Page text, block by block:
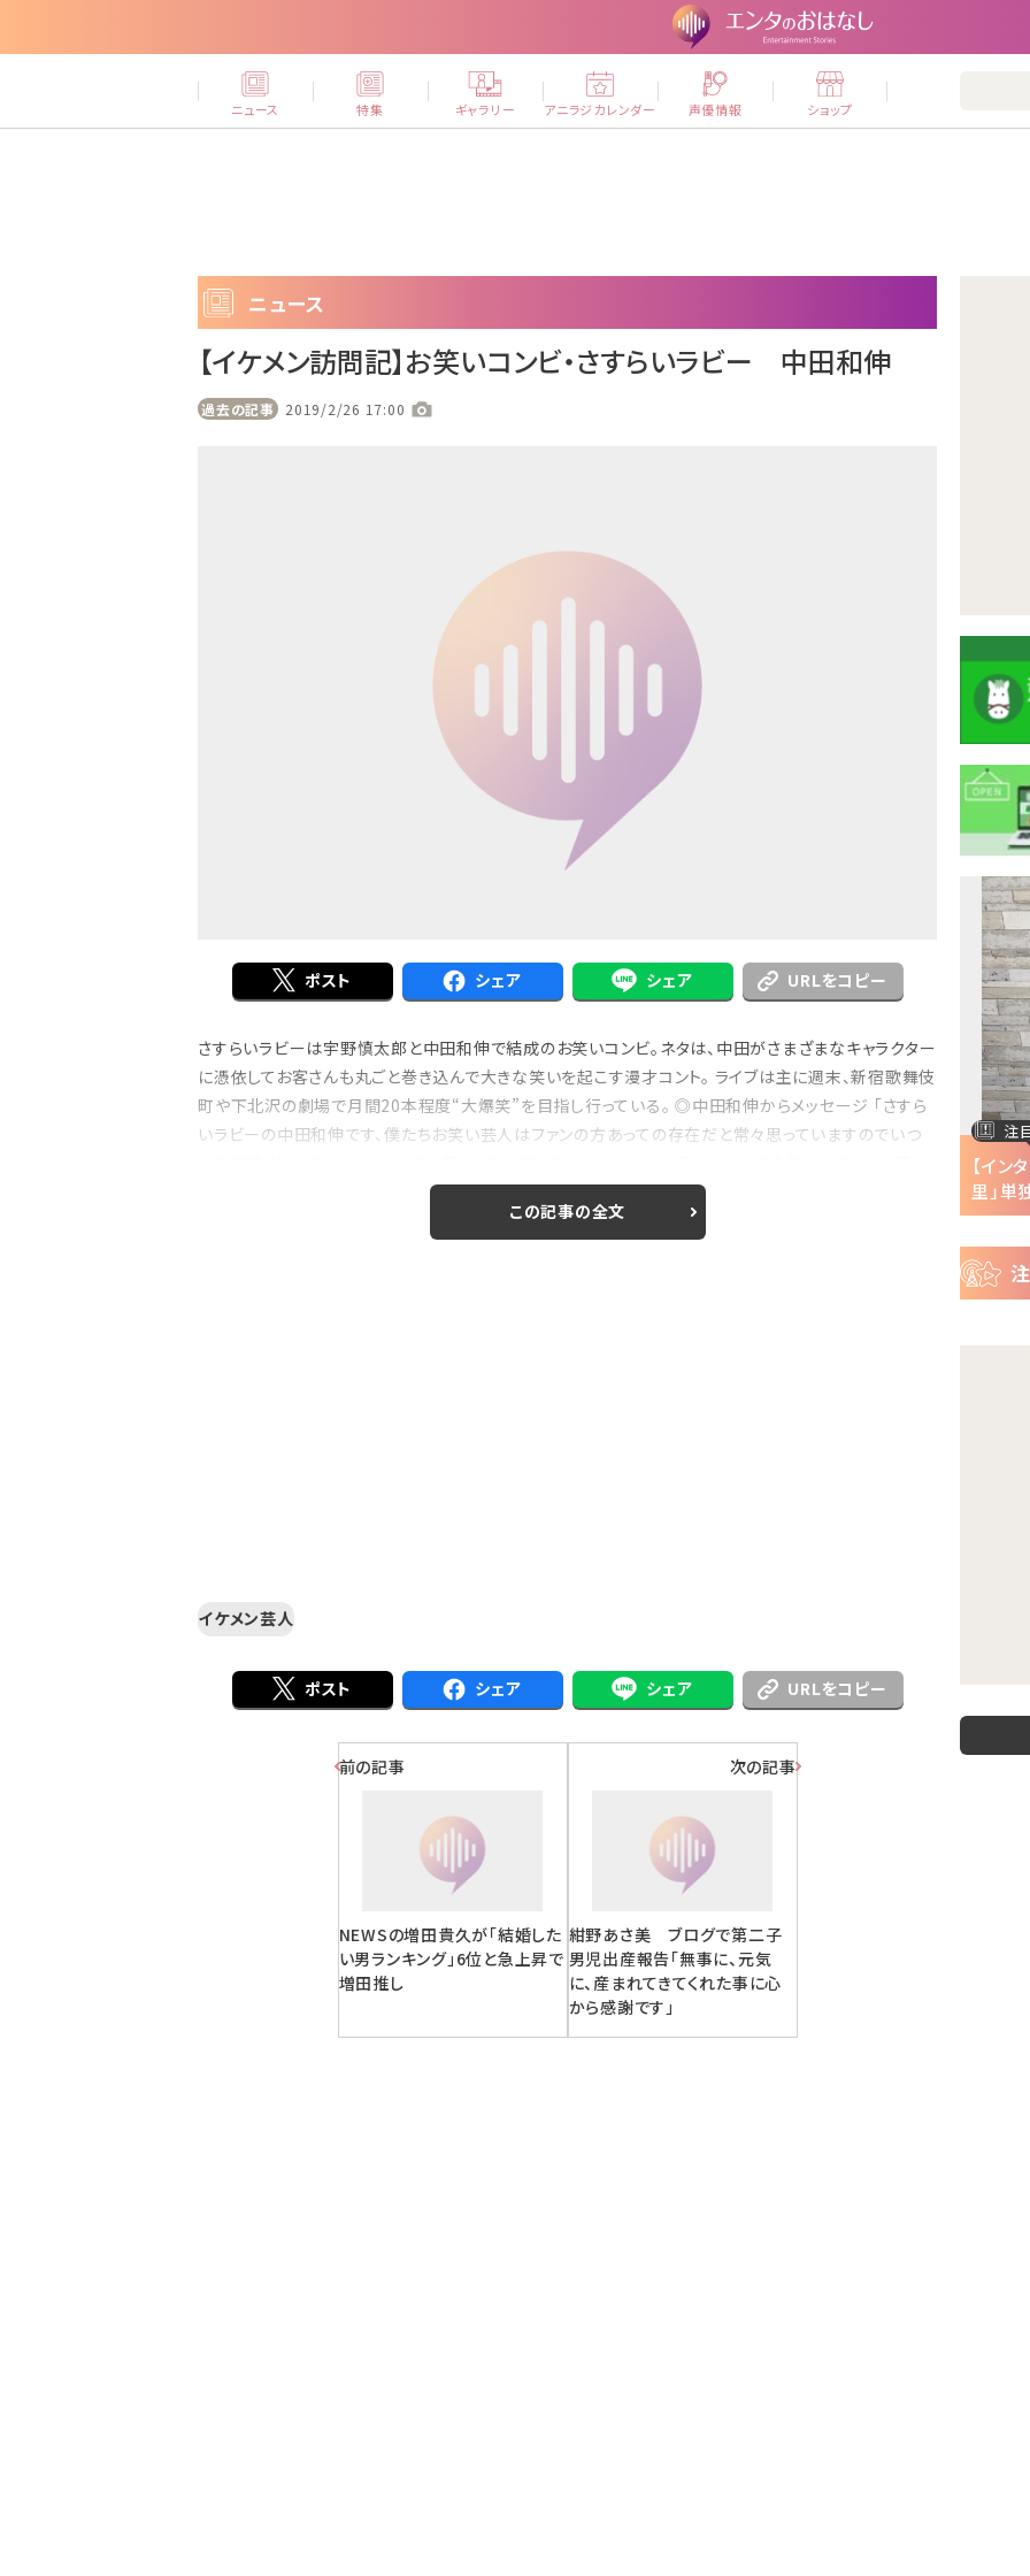
ニュース 特集 ギャラリー アニラジカレンダー 声優情報 ショップ
ニュース
【イケメン訪問記】お笑いコンビ・さすらいラビー 中田和伸
過去の記事 2019/2/26 17:00
ポスト シェア シェア URLをコピー
さすらいラビーは宇野慎太郎と中田和伸で結成のお笑いコンビ。ネタは、中田がさまざまなキャラクター
に憑依してお客さんも丸ごと巻き込んで大きな笑いを起こす漫才コント。 ライブは主に週末、新宿歌舞伎
町や下北沢の劇場で月間20本程度“大爆笑”を目指し行っている。 ◎中田和伸からメッセージ 「さすら
いラビーの中田和伸です、僕たちお笑い芸人はファンの方あっての存在だと常々思っていますのでいつ
致します」 ◎最近あったおもしろい話 ...
この記事の全文
イケメン芸人
ポスト シェア シェア URLをコピー
前の記事
NEWSの増田貴久が「結婚した
い男ランキング」6位と急上昇で
増田推し
次の記事
紺野あさ美 ブログで第二子
男児出産報告「無事に、元気
に、産まれてきてくれた事に心
から感謝です」
注
目
ニ
ー
ス
注目の特集 注目の特集
声優・ファイルーズ...
注
【イン
里」単